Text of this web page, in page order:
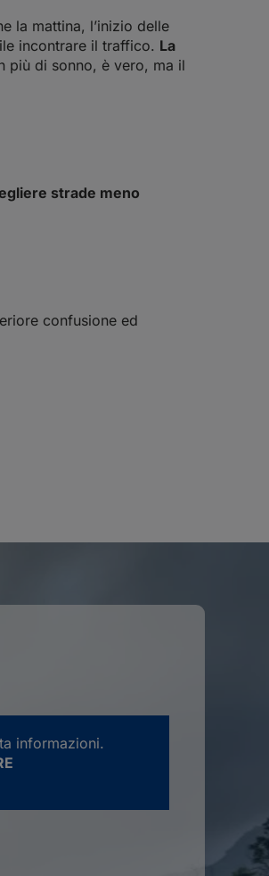
la mattina, l’inizio delle
incontrare il traffico. La
più di sonno, è vero, ma il
strade meno
confusione ed
informazioni.